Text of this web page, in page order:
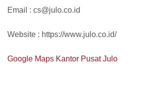
Email : cs@julo.co.id
Website : https://www.julo.co.id/
Google Maps Kantor Pusat Julo